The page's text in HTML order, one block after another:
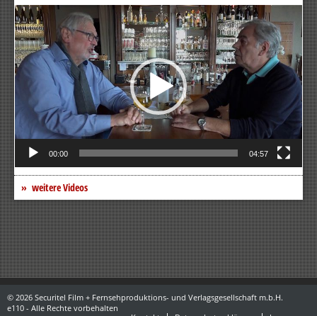
Video-
Player
00:00 04:57
weitere Videos
© 2026 Securitel Film + Fernsehproduktions- und Verlagsgesellschaft m.b.H.
e110 - Alle Rechte vorbehalten